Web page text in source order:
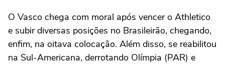
O Vasco chega com moral após vencer o Athletico
e subir diversas posições no Brasileirão, chegando,
enfim, na oitava colocação. Além disso, se reabilitou
na Sul-Americana, derrotando Olímpia (PAR) e